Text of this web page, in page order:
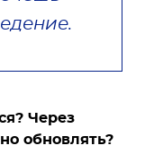
Через
обновлять?